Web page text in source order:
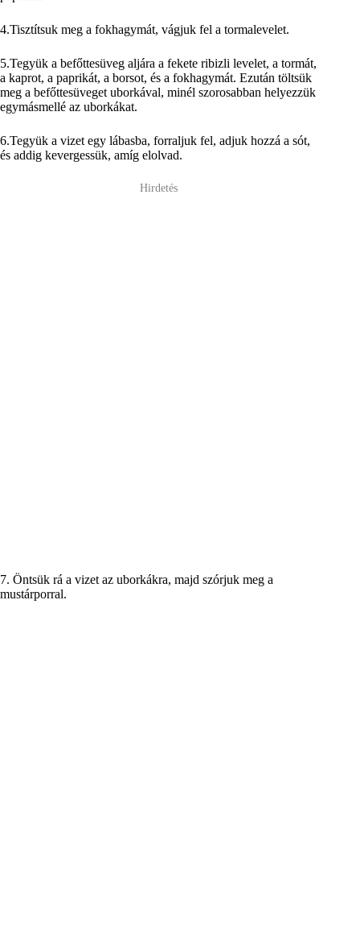
4.Tisztítsuk meg a fokhagymát, vágjuk fel a tormalevelet.
5.Tegyük a befőttesüveg aljára a fekete ribizli levelet, a tormát,
a kaprot, a paprikát, a borsot, és a fokhagymát. Ezután töltsük
meg a befőttesüveget uborkával, minél szorosabban helyezzük
egymásmellé az uborkákat.
6.Tegyük a vizet egy lábasba, forraljuk fel, adjuk hozzá a sót,
és addig kevergessük, amíg elolvad.
Hirdetés
7. Öntsük rá a vizet az uborkákra, majd szórjuk meg a
mustárporral.